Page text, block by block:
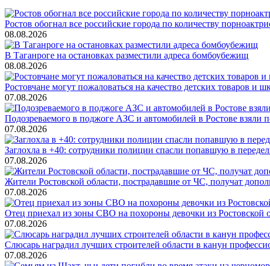
Ростов обогнал все российские города по количеству
08.08.2026
В Таганроге на остановках разместили адреса бомбоубежищ
08.08.2026
Ростовчане могут пожаловаться на качество детских товаров и
07.08.2026
Подозреваемого в поджоге АЗС и автомобилей в Ростове взяли
07.08.2026
Заглохла в +40: сотрудники полиции спасли попавшую в
07.08.2026
Жители Ростовской области, пострадавшие от ЧС, получат
07.08.2026
Отец приехал из зоны СВО на похороны девочки из
07.08.2026
Слюсарь наградил лучших строителей области в канун
07.08.2026